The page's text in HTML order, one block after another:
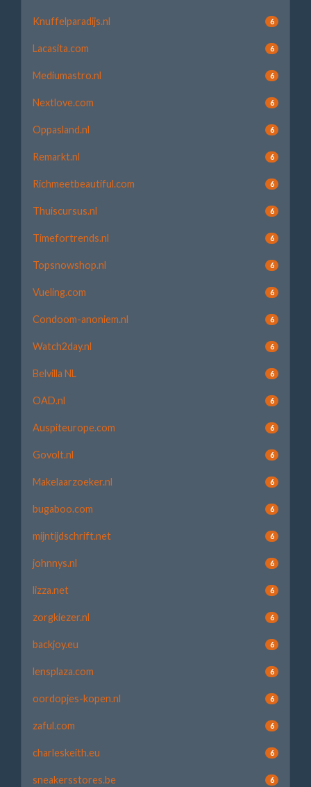
Knuffelparadijs.nl 6
Lacasita.com 6
Mediumastro.nl 6
Nextlove.com 6
Oppasland.nl 6
Remarkt.nl 6
Richmeetbeautiful.com 6
Thuiscursus.nl 6
Timefortrends.nl 6
Topsnowshop.nl 6
Vueling.com 6
Condoom-anoniem.nl 6
Watch2day.nl 6
Belvilla NL 6
OAD.nl 6
Auspiteurope.com 6
Govolt.nl 6
Makelaarzoeker.nl 6
bugaboo.com 6
mijntijdschrift.net 6
johnnys.nl 6
lizza.net 6
zorgkiezer.nl 6
backjoy.eu 6
lensplaza.com 6
oordopjes-kopen.nl 6
zaful.com 6
charleskeith.eu 6
sneakersstores.be 6